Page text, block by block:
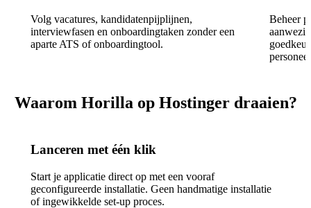
Volg vacatures, kandidatenpijplijnen,
interviewfasen en onboardingtaken zonder een
aparte ATS of onboardingtool.
Beheer
Waarom Horilla op Hostinger draaien?
Lanceren met één klik
Start je applicatie direct op met een vooraf
geconfigureerde installatie. Geen handmatige installatie
of ingewikkelde set-up proces.